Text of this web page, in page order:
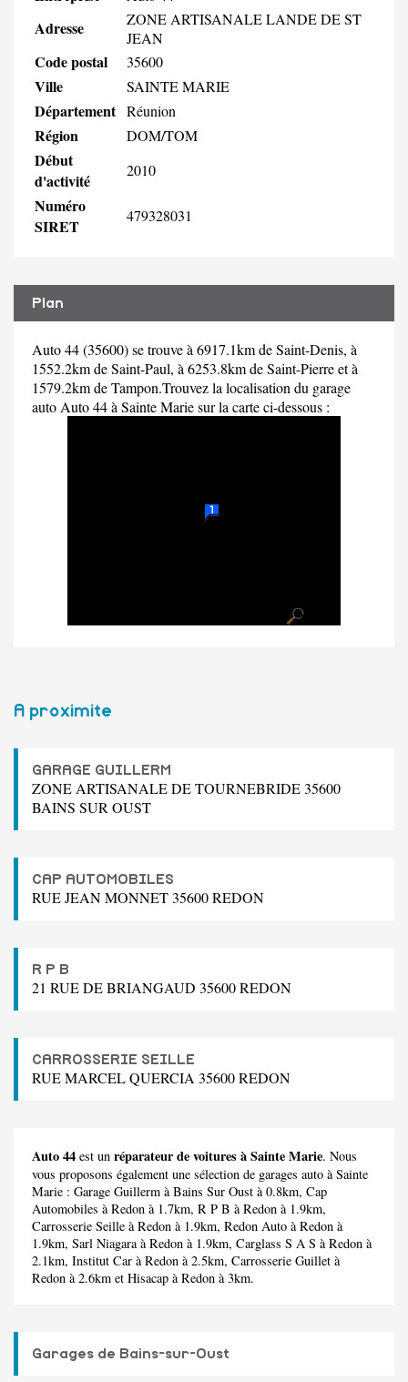
Adresse
ZONE ARTISANALE LANDE DE ST
JEAN
Code postal 35600
Ville SAINTE MARIE
Département Réunion
Région DOM/TOM
Début
d'activité
2010
Numéro
SIRET
479328031
Plan
Auto 44 (35600) se trouve à 6917.1km de Saint-Denis, à
1552.2km de Saint-Paul, à 6253.8km de Saint-Pierre et à
1579.2km de Tampon.Trouvez la localisation du garage
auto Auto 44 à Sainte Marie sur la carte ci-dessous :
A proximite
GARAGE GUILLERM
ZONE ARTISANALE DE TOURNEBRIDE 35600
BAINS SUR OUST
CAP AUTOMOBILES
RUE JEAN MONNET 35600 REDON
R P B
21 RUE DE BRIANGAUD 35600 REDON
CARROSSERIE SEILLE
RUE MARCEL QUERCIA 35600 REDON
Auto 44 est un réparateur de voitures à Sainte Marie. Nous
vous proposons également une sélection de garages auto à Sainte
Marie : Garage Guillerm à Bains Sur Oust à 0.8km, Cap
Automobiles à Redon à 1.7km, R P B à Redon à 1.9km,
Carrosserie Seille à Redon à 1.9km, Redon Auto à Redon à
1.9km, Sarl Niagaraà Redon à 1.9km, Carglass S A S à Redon à
2.1km, Institut Car à Redon à 2.5km, Carrosserie Guillet à
Redon à 2.6km et Hisacap à Redon à 3km.
Garages de Bains-sur-Oust